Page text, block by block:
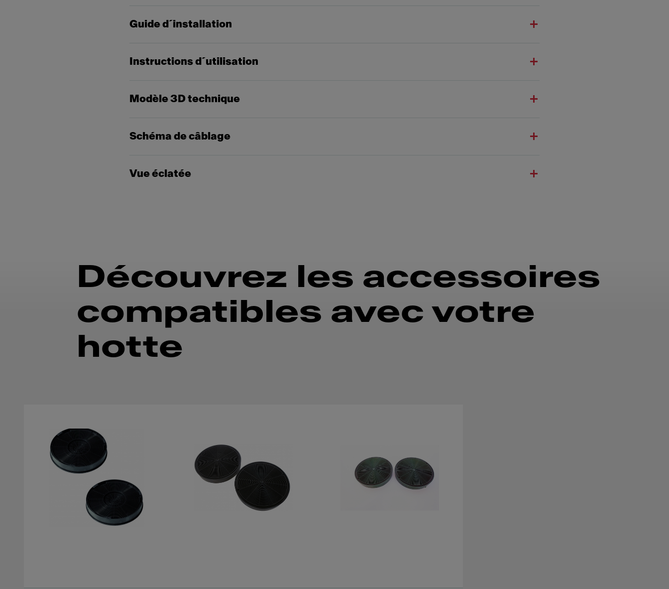
Guide d´installation
Instructions d´utilisation
Modèle 3D technique
Schéma de câblage
Vue éclatée
Découvrez les accessoires
compatibles avec votre
hotte